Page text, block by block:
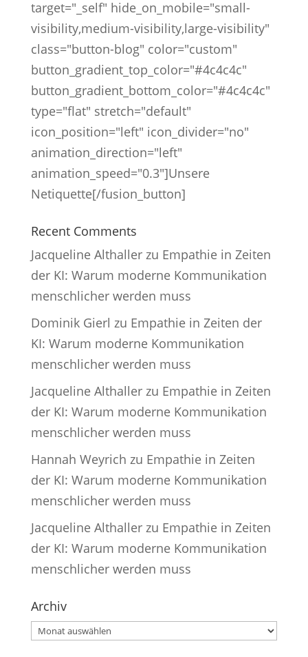
target="_self" hide_on_mobile="small-
visibility,medium-visibility,large-visibility"
class="button-blog" color="custom"
button_gradient_top_color="#4c4c4c"
button_gradient_bottom_color="#4c4c4c"
type="flat" stretch="default"
icon_position="left" icon_divider="no"
animation_direction="left"
animation_speed="0.3"]Unsere
Netiquette[/fusion_button]
Recent Comments
Jacqueline Althallerzu Empathie in Zeiten
der KI: Warum moderne Kommunikation
menschlicher werden muss
Dominik Gierl zu Empathie in Zeiten der
KI: Warum moderne Kommunikation
menschlicher werden muss
Jacqueline Althallerzu Empathie in Zeiten
der KI: Warum moderne Kommunikation
menschlicher werden muss
Hannah Weyrich zu Empathie in Zeiten
der KI: Warum moderne Kommunikation
menschlicher werden muss
Jacqueline Althallerzu Empathie in Zeiten
der KI: Warum moderne Kommunikation
menschlicher werden muss
Archiv
Archiv